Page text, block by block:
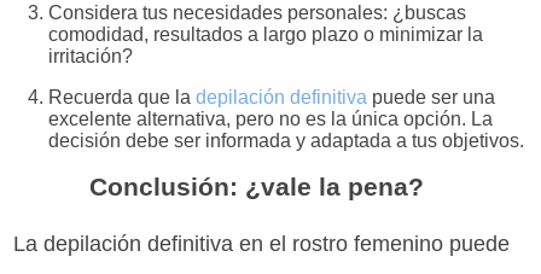
Considera tus necesidades personales: ¿buscas
comodidad, resultados a largo plazo o minimizar la
irritación?
Recuerda que la depilación definitiva puede ser una
excelente alternativa, pero no es la única opción. La
decisión debe ser informada y adaptada a tus objetivos.
Conclusión: ¿vale la pena?
La depilación definitiva en el rostro femenino puede